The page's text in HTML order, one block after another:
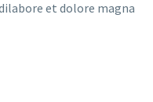
et dolore magna